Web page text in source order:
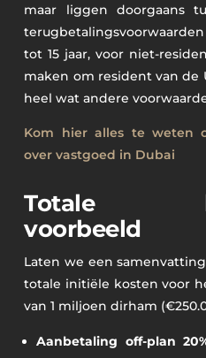
maar liggen doorgaans
tot 15 jaar, voor niet-
maken om resident van de
heel wat andere
Kom hier alles te weten
over vastgoed in Dubai
Totale
voorbeeld
Laten we een
totale initiële kosten voor
van 1 miljoen dirham
Aanbetaling off-plan